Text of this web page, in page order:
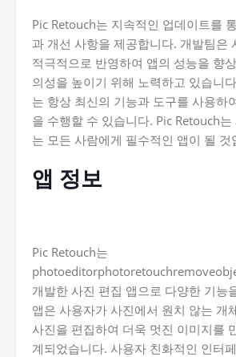
Pic Retouch는 지속적인 업데이트를
과 개선 사항을 제공합니다. 개발팀은
적극적으로 반영하여 앱의 성능을 향
의성을 높이기 위해 노력하고 있습니
는 항상 최신의 기능과 도구를 사용하
을 수행할 수 있습니다. Pic Retouch
는 모든 사람에게 필수적인 앱이 될 것
앱 정보
Pic Retouch는
개발한 사진 편집 앱으로 다양한 기능
앱은 사용자가 사진에서 원치 않는 개
사진을 편집하여 더욱 멋진 이미지를
계되었습니다. 사용자 친화적인 인터